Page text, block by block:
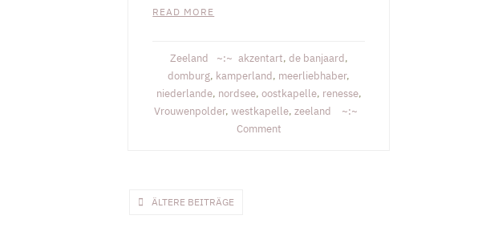
READ MORE
Zeeland akzentart, de banjaard,
domburg, kamperland, meerliebhaber,
niederlande, nordsee, oostkapelle, renesse,
Vrouwenpolder,westkapelle,zeeland
Commenton
Beitragsnavigation
ÄLTERE BEITRÄGE